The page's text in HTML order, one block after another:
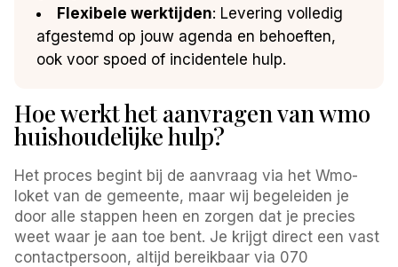
Flexibele werktijden: Levering volledig
afgestemd op jouw agenda en behoeften,
ook voor spoed of incidentele hulp.
Hoe werkt het aanvragen van wmo
huishoudelijke hulp?
Het proces begint bij de aanvraag via het Wmo-
loket van de gemeente, maar wij begeleiden je
door alle stappen heen en zorgen dat je precies
weet waar je aan toe bent. Je krijgt direct een vast
contactpersoon, altijd bereikbaar via 070